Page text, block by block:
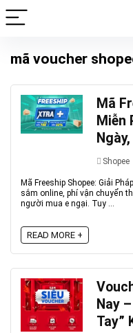
mã voucher
Mã
Miễn
Shopee
Mã Freeship Shopee: Giải
sắm online, phí vận chuyển
người mua e ngại. Tuy ...
READ MORE +
Nay
Tay”